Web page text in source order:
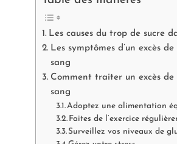
Les causes du trop de sucre
Les symptômes d’un excès
sang
Comment traiter un excès de
sang
Adoptez une alimentation
Faites de l’exercice
Surveillez vos niveaux de